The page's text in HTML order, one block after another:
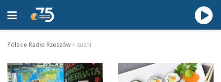
Polskie Radio Rzeszów > sushi